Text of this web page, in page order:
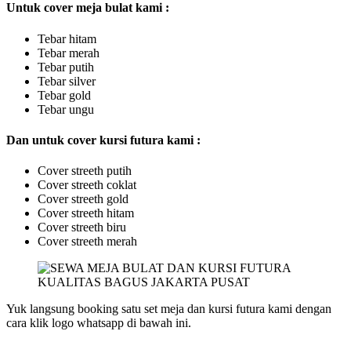
Untuk cover meja bulat kami :
Tebar hitam
Tebar merah
Tebar putih
Tebar silver
Tebar gold
Tebar ungu
Dan untuk cover kursi futura kami :
Cover streeth putih
Cover streeth coklat
Cover streeth gold
Cover streeth hitam
Cover streeth biru
Cover streeth merah
Yuk langsung booking satu set meja dan kursi futura kami dengan
cara klik logo whatsapp di bawah ini.